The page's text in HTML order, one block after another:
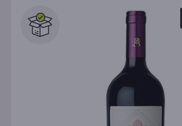
Visi